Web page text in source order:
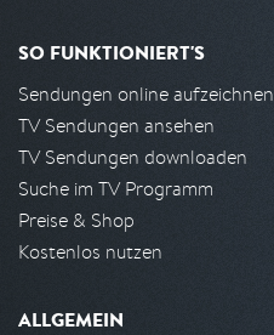
SO FUNKTIONIERT'S
Sendungen online aufzeichnen
TV Sendungen ansehen
TV Sendungen downloaden
Suche im TV Programm
Preise & Shop
Kostenlos nutzen
ALLGEMEIN